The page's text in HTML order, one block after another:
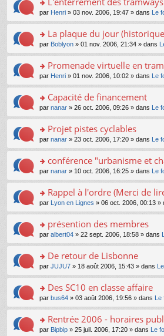
nt
ré
c
e
nt
le
pl
u
s
ré
c
e
nt
n
le
pl
u
s
ré
c
e
nt
a
g
e
n
n
le
pl
u
s
ré
c
e
nt
m
e
s
a
g
e
n
n
le
pl
u
s
ré
c
e
nt
ult
er
le
m
e
s
a
g
e
n
n
le
pl
u
s
ré
c
e
nt
o
n
s
ult
er
le
m
e
s
a
g
e
n
n
le
pl
u
s
ré
c
e
nt
par Henri » 03 nov. 2006, 19:47 » dans Le
o
n
s
ult
er
le
m
e
s
a
g
e
n
n
le
pl
u
s
ré
c
e
nt
La plaque du jour
par Boblyon » 01 nov. 2006, 21:34 » dans
o
n
s
ult
er
le
m
e
s
a
g
e
n
n
le
pl
u
s
ré
c
e
nt
Promenade virtuelle en
par Henri » 01 nov. 2006, 10:02 » dans Le
o
n
s
ult
er
le
m
e
s
a
g
e
n
n
le
pl
u
s
ré
c
e
nt
Capacité de financement
par nanar » 26 oct. 2006, 09:26 » dans Le
o
n
s
ult
er
le
m
e
s
a
g
e
n
n
le
pl
u
s
ré
c
Projet pistes cyclables
par nanar » 23 oct. 2006, 17:20 » dans Le
o
n
s
ult
er
le
m
e
s
a
g
e
n
n
le
pl
conférence "urbanisme et
par nanar » 10 oct. 2006, 16:25 » dans Le
o
n
s
ult
er
le
m
e
s
a
g
e
n
Rappel à l'ordre (Merci de
par Lyon en Lignes » 06 oct. 2006, 00:13 »
o
n
s
ult
er
le
m
e
s
a
g
présention des membres
par albert04 » 22 sept. 2006, 18:58 » dans
o
n
s
ult
er
le
m
e
De retour de Lisbonne
par JUJU7 » 18 août 2006, 15:43 » dans
o
n
s
ult
er
Des SC10 en classe affaire
par bus64 » 03 août 2006, 19:56 » dans Le
o
Rentrée 2006 - horaires
par Bipbip » 25 juil. 2006, 17:20 » dans Le